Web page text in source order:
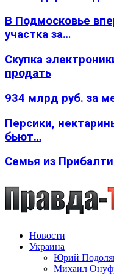
В Подмосковье
участка за…
Скупка
продать
934 млрд руб. за
Персики,
бьют…
Семья из
Новости
Украина
Юрий
Михаил